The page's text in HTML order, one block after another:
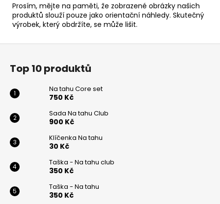
Prosím, mějte na paměti, že zobrazené obrázky našich
produktů slouží pouze jako orientační náhledy. Skutečný
výrobek, který obdržíte, se může lišit.
Z
Top 10 produktů
Na tahu Core set
750 Kč
Sada Na tahu Club
900 Kč
Klíčenka Na tahu
30 Kč
Taška - Na tahu club
350 Kč
Taška - Na tahu
350 Kč